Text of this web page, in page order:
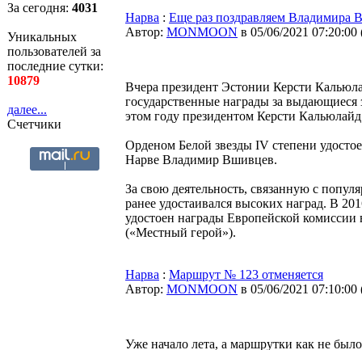
За сегодня: 4031
Уникальных
пользователей за
последние сутки:
10879
далее...
Счетчики
Нарва : Еще раз поздравляем Владимира
Автор: MONMOON в 05/06/2021 07:20:00
Вчера президент Эстонии Керсти
государственные награды за
этом году президентом Керсти
Орденом Белой звезды IV степени
Нарве Владимир Вшивцев.
За свою деятельность, связанную с
ранее удостаивался высоких наград. В
удостоен награды Европейской
(«Местный герой»).
Нарва : Маршрут № 123 отменяется
Автор: MONMOON в 05/06/2021 07:10:00
Уже начало лета, а маршрутки как не